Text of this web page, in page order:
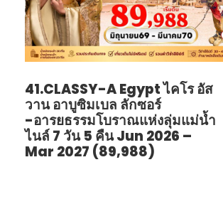
41.CLASSY-A Egypt ไคโร อัส
วาน อาบูซิมเบล ลักซอร์
-อารยธรรมโบราณแห่งลุ่มแม่น้ำ
ไนล์ 7 วัน 5 คืน Jun 2026 –
Mar 2027 (89,988)